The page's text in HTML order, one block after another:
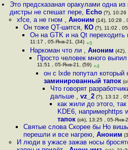
Это предсказаная оракулами одна
дистры не спешат пере, Echo (?), 10:26
xfce, а не гном , Аноним (14), 10:28 ,
Он тоже QT-шится, КО(?), 11:02 ,
Он на GTK и на Qt переходить
11:17 , 05-Янв-21, (34) +5
Наркоман что ли ,Аноним (42),
Просто человек много
11:51 , 05-Янв-21, (59) +4
он с lxde попутал
заминированный тапок
Что говорят
дальше ,vz_2 (?), 13:12 ,
как жили до этого,
KDE6, напримерhttps
тапок(ok), 13:25 , 05-Янв-
Святые слова Скорее бы Но вишь
перешли и все нагрею, Аноним
И люди в ужасе зажав носы